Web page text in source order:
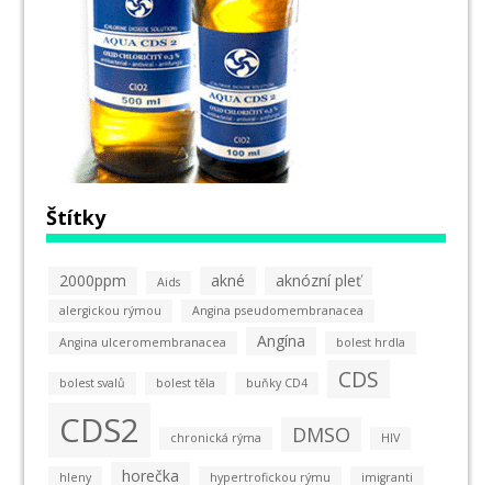
Štítky
2000ppm Aids akné aknózní pleť
alergickou rýmou Angina pseudomembranacea
Angina ulceromembranacea Angína bolest hrdla
bolest svalů bolest těla buňky CD4 CDS
CDS2 chronická rýma DMSO HIV
hleny horečka hypertrofickou rýmu
imigranti